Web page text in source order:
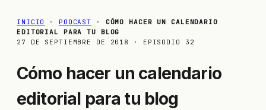
INICIO · PODCAST · CÓMO HACER UN CALENDARIO
EDITORIAL PARA TU BLOG
27 DE SEPTIEMBRE DE 2018
· EPISODIO 32
Cómo hacer un calendario
editorial para tu blog